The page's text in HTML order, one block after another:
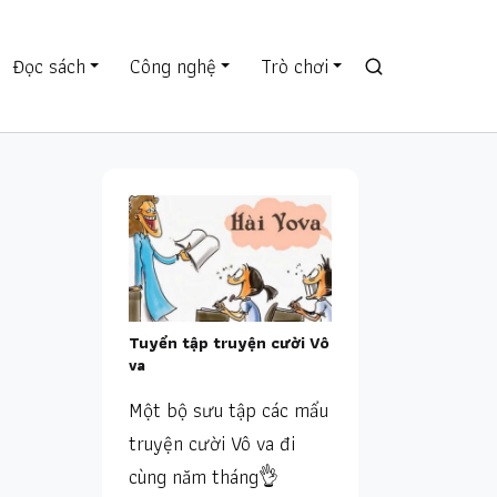
Đọc sách Công nghệ Trò chơi
Tuyển tập truyện cười Vô
va
Một bộ sưu tập các mẩu
truyện cười Vô va đi
cùng năm tháng👌